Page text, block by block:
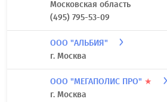
Московская область
(495) 795-53-09
ООО "АЛЬБИЯ"
г. Москва
ООО "МЕГАПОЛИС ПРО" ★
г. Москва